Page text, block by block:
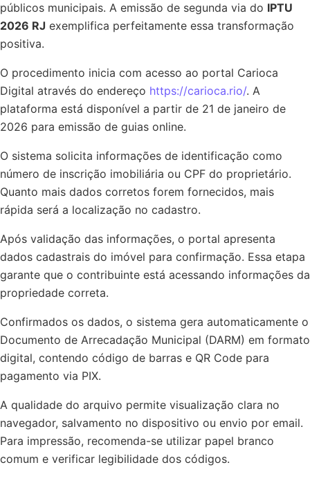
públicos municipais. A emissão de segunda via do IPTU
2026 RJ exemplifica perfeitamente essa transformação
positiva.
O procedimento inicia com acesso ao portal Carioca
Digital através do endereço https://carioca.rio/. A
plataforma está disponível a partir de 21 de janeiro de
2026 para emissão de guias online.
O sistema solicita informações de identificação como
número de inscrição imobiliária ou CPF do proprietário.
Quanto mais dados corretos forem fornecidos, mais
rápida será a localização no cadastro.
Após validação das informações, o portal apresenta
dados cadastrais do imóvel para confirmação. Essa etapa
garante que o contribuinte está acessando informações da
propriedade correta.
Confirmados os dados, o sistema gera automaticamente o
Documento de Arrecadação Municipal (DARM) em formato
digital, contendo código de barras e QR Code para
pagamento via PIX.
A qualidade do arquivo permite visualização clara no
navegador, salvamento no dispositivo ou envio por email.
Para impressão, recomenda-se utilizar papel branco
comum e verificar legibilidade dos códigos.